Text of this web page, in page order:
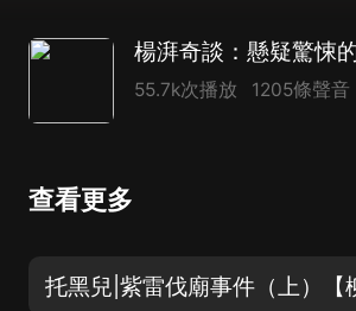
55.7k次播放 1205條聲音
查看更多